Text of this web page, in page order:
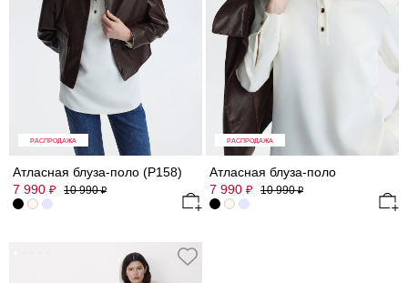
РАСПРОДАЖА
Атласная блуза-поло (Р158)
7 990 ₽ 10 990₽
РАСПРОДАЖА
Атласная блуза-поло
7 990 ₽ 10 990₽